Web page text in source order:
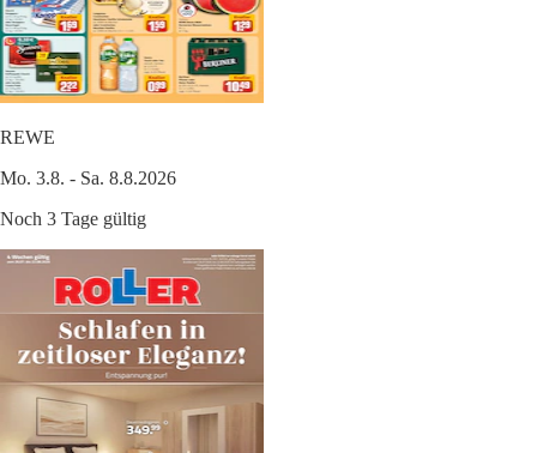
REWE
Mo. 3.8. - Sa. 8.8.2026
Noch 3 Tage gültig